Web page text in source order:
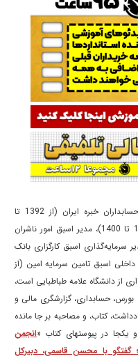
دبیرکل پیشین انجمن حسابداران خبره ایران (از 1392 تا
1400)، سردبیر پیشین مجله حسابدار (از 1397 تا 1400)، مدیر اسبق امور ناشران
تهران (1385 تا 1389)، مدیر سرمایه‌گذاری اسبق کارگزاری بانک
حسابرسی داخلی اسبق تامین سرمایه امین (از
از دانشگاه علامه طباطبایی است،
حسابداری، گزارشگری مالی و
کتاب، و مصاحبه بر جا مانده
در پیوستهای کتاب «انجمن
با محسن قاسمی، دبیرکل